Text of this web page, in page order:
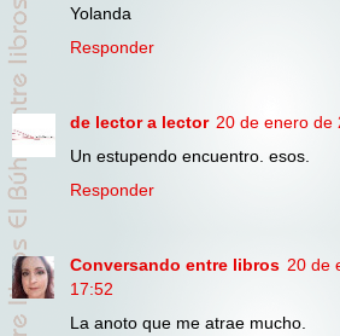
Yolanda
Responder
de lector a lector 20 de enero de
Un estupendo encuentro. esos.
Responder
Conversando entre libros 20 de
17:52
La anoto que me atrae mucho.